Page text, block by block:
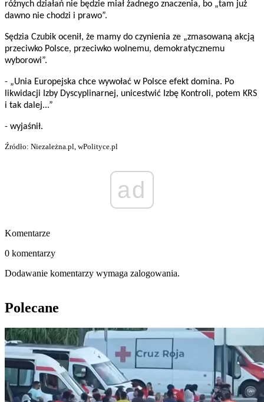
różnych działań nie będzie miał żadnego znaczenia, bo „tam już
dawno nie chodzi i prawo”.
Sędzia Czubik ocenił, że mamy do czynienia ze „zmasowaną akcją
przeciwko Polsce, przeciwko wolnemu, demokratycznemu
wyborowi”.
- „Unia Europejska chce wywołać w Polsce efekt domina. Po
likwidacji Izby Dyscyplinarnej, unicestwić Izbę Kontroli, potem KRS
i tak dalej...”
- wyjaśnił.
Źródło: Niezależna.pl, wPolityce.pl
ad
Komentarze
0 komentarzy
Dodawanie komentarzy wymaga zalogowania.
Polecane